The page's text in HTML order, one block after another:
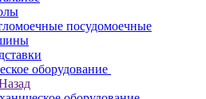
посудомоечные
оборудование